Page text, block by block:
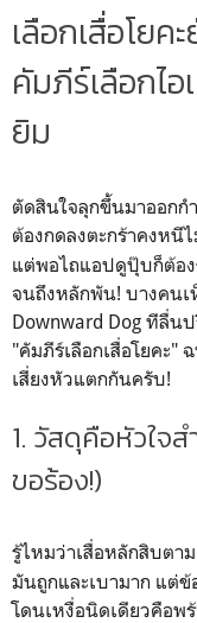
เลือกเสื่อโยค
คัมภีร์เลือกไ
ยิม
ตัดสินใจลุกขึ้นมาออก
ต้องกดลงตะกร้าคงหนี
แต่พอไถแอปดูปุ๊บก็ต้อ
จนถึงหลักพัน! บางคน
Downward Dog ทีลื่น
"คัมภีร์เลือกเสื่อโยคะ"
เสี่ยงหัวแตกกันครับ!
1. วัสดุคือหัวใจ
ขอร้อง!)
รู้ไหมว่าเสื่อหลักสิบตา
มันถูกและเบามาก แต่
โดนเหงื่อนิดเดียวคือพ